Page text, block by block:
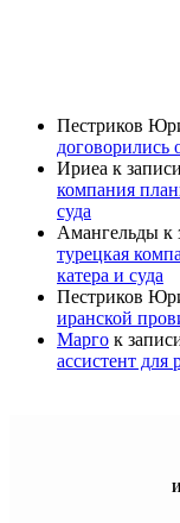
Пестриков
договорились
Ириеа к записи
компания
суда
Амангельды к
турецкая
катера и суда
Пестриков
иранской
Марго к
ассистент для